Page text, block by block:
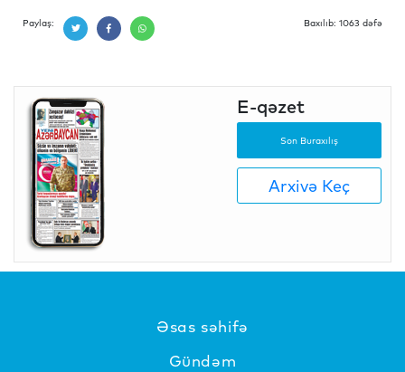
Paylaş: Baxılıb: 1063 dəfə
E-qəzet
Son Buraxılış
Arxivə Keç
Əsas səhifə
Gündəm